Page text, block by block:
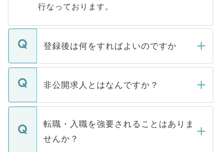
行なっております。
登録後は何をすればよいのですか
ご登録いただきましたら、弊社担当者がご
登録内容を確認し、その後メールもしくは
ます。通常、5営業日以内にはご連絡をせて
いただきますので、しばらくお待ちくださ
非公開求人とはなんですか？
マイナビDOCTORで取り扱っている求人の
うち約3割は、Webサイトからご覧いただ
けない「非公開求人」です。非公開求人は
下記の理由によって、一般には公開してい
転職・入職を強要されることはありま
せんか？